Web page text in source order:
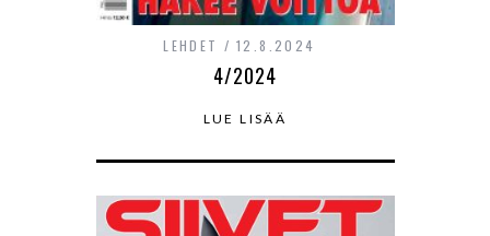
LEHDET 12.8.2024
4/2024
LUE LISÄÄ